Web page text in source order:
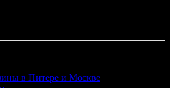
в Питере и Москве